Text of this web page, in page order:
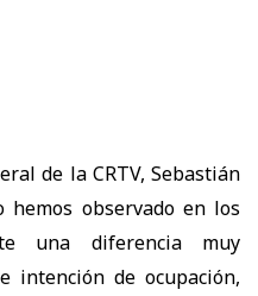
de la CRTV, Sebastián
hemos observado en los
una diferencia muy
intención de ocupación,